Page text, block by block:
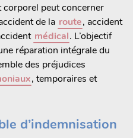
corporel peut concerner
de la route, accident
médical. L’objectif
réparation intégrale du
des préjudices
, temporaires et
d’indemnisation